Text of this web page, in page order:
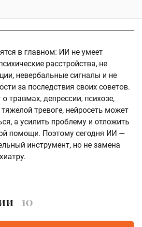
в главном: ИИ не умеет
расстройства, не
невербальные сигналы и не
за последствия своих советов.
травмах, депрессии, психозе,
тревоге, нейросеть может
а усилить проблему и отложить
помощи. Поэтому сегодня ИИ —
инструмент, но не замена
10